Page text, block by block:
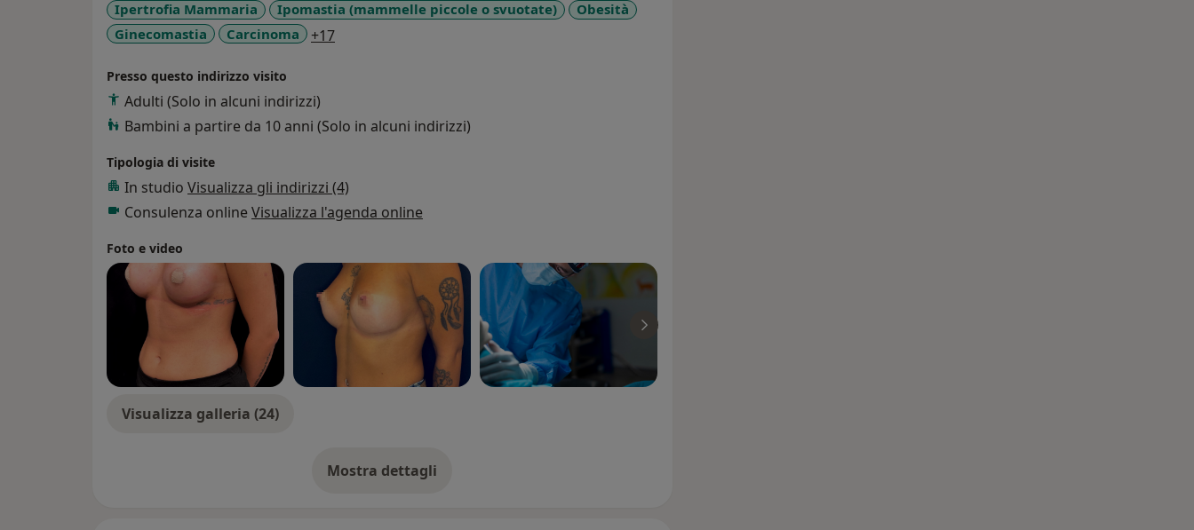
e la medicina estetica partecipando a numerosi seminari, congressi e Master
universitari.
Ipertrofia Mammaria Ipomastia (mammelle piccole o svuotate)
Obesità
Ginecomastia
Carcinoma +17a11y_sr_more_diseases
Presso questo indirizzo visito
Adulti (Solo in alcuni indirizzi)
Bambini a partire da 10 anni (Solo in alcuni indirizzi)
Tipologia di visite
In studio Visualizza gli indirizzi (4)
Consulenza online Visualizza l'agenda online
Foto e video
Visualizza galleria (24)
Mostra dettagli
sull'esperienza